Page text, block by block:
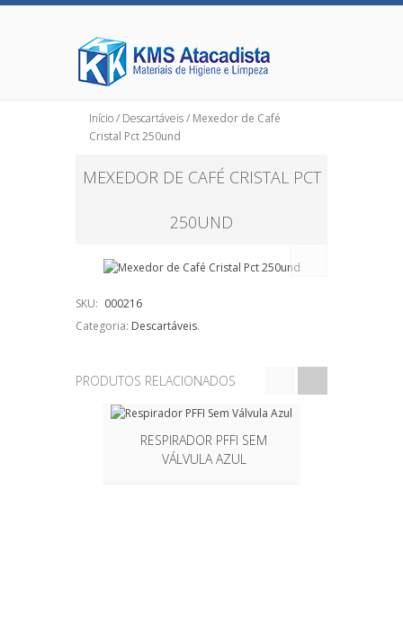
Início/ Descartáveis/ Mexedor de Café
Cristal Pct 250und
MEXEDOR DE CAFÉ CRISTAL PCT
250UND
SKU: 000216
Categoria: Descartáveis.
PRODUTOS RELACIONADOS
RESPIRADOR PFFI SEM
VÁLVULA AZUL